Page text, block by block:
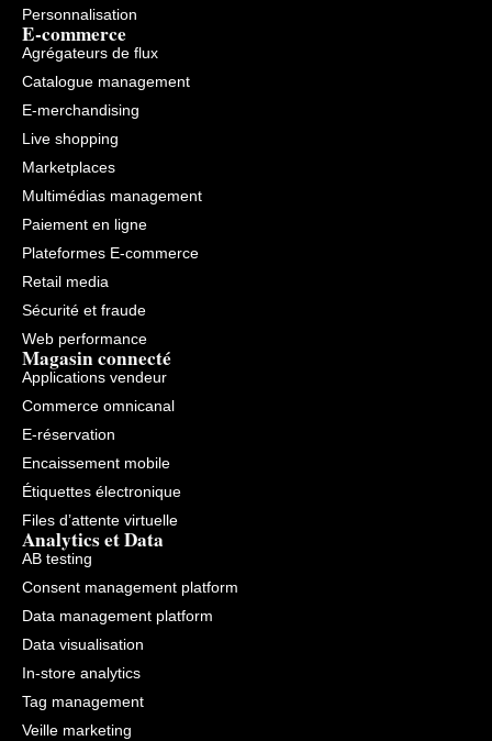
Personnalisation
E-commerce
Agrégateurs de flux
Catalogue management
E-merchandising
Live shopping
Marketplaces
Multimédias management
Paiement en ligne
Plateformes E-commerce
Retail media
Sécurité et fraude
Web performance
Magasin connecté
Applications vendeur
Commerce omnicanal
E-réservation
Encaissement mobile
Étiquettes électronique
Files d’attente virtuelle
Analytics et Data
AB testing
Consent management platform
Data management platform
Data visualisation
In-store analytics
Tag management
Veille marketing